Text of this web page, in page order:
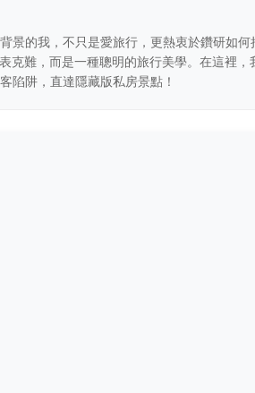
景的我，不只是愛旅行，更熱衷於鑽研如
克難，而是一種聰明的旅行美學。在這裡，
陷阱，直達隱藏版私房景點！